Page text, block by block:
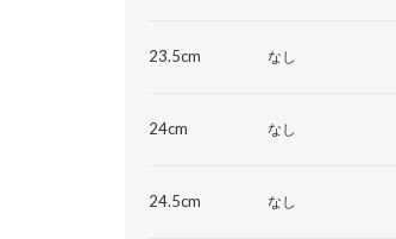
23.5cm なし
24cm なし
24.5cm なし